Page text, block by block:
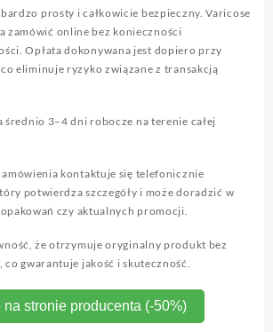
prosty i całkowicie bezpieczny. Varicose
zamówić online bez konieczności
Opłata dokonywana jest dopiero przy
eliminuje ryzyko związane z transakcją
średnio 3–4 dni robocze na terenie całej
kontaktuje się telefonicznie
potwierdza szczegóły i może doradzić w
czy aktualnych promocji.
że otrzymuje oryginalny produkt bez
gwarantuje jakość i skuteczność.
na stronie producenta (-50%)